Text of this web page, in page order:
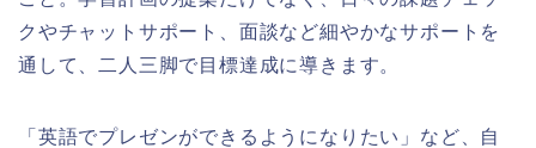
クやチャットサポート、面談など細やかなサポートを
通して、二人三脚で目標達成に導きます。
「英語でプレゼンができるようになりたい」など、自